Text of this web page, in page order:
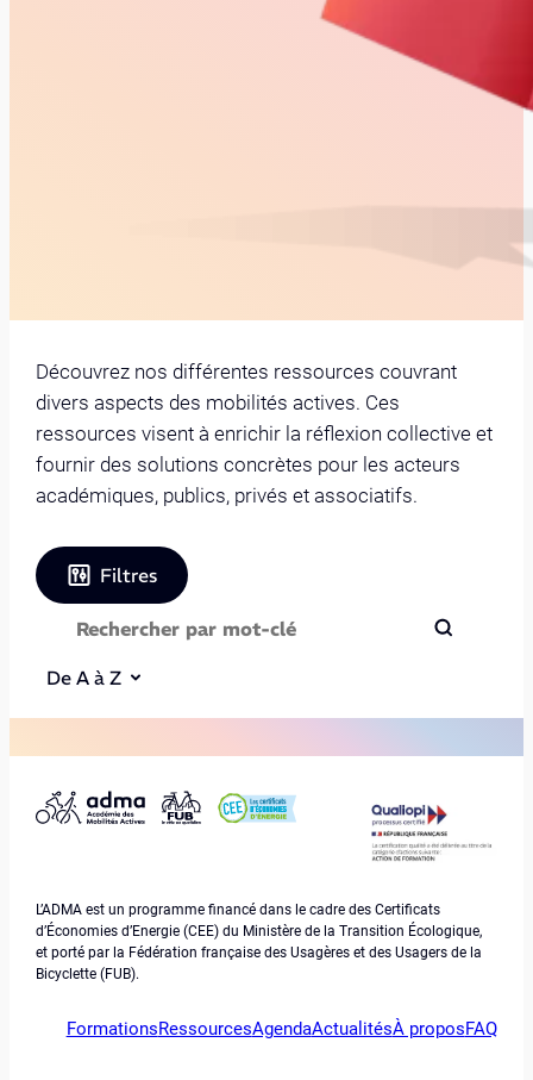
Découvrez nos différentes ressources couvrant
divers aspects des mobilités actives. Ces
ressources visent à enrichir la réflexion collective et
fournir des solutions concrètes pour les acteurs
académiques, publics, privés et associatifs.
Filtres
De A à Z
L’ADMA est un programme financé dans le cadre des Certificats
d’Économies d’Energie (CEE) du Ministère de la Transition Écologique,
et porté par la Fédération française des Usagères et des Usagers de la
Bicyclette (FUB).
FormationsRessourcesAgendaActualitésÀ proposFAQ